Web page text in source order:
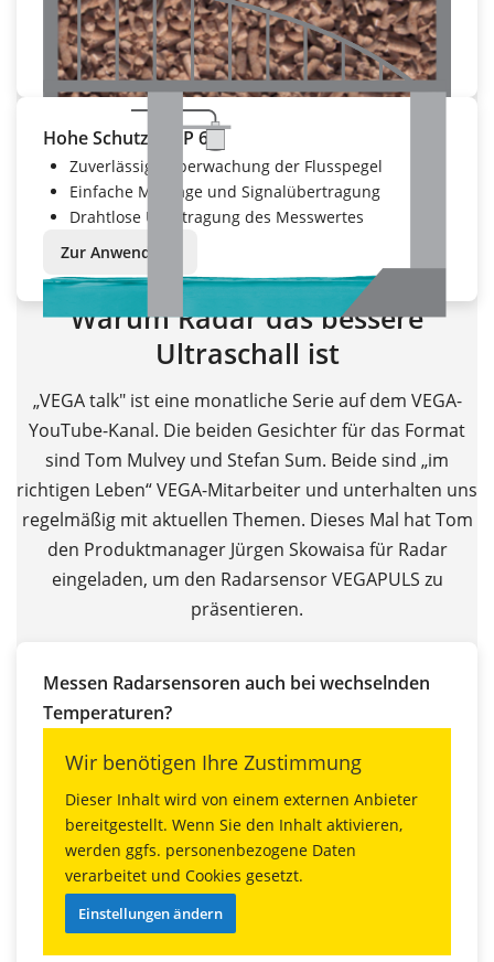
Behälters möglich
Zur Anwendung
Hohe Schutzart IP 68
Zuverlässige Überwachung der Flusspegel
Einfache Montage und Signalübertragung
Drahtlose Übertragung des Messwertes
Zur Anwendung
Warum Radar das bessere
Ultraschall ist
„VEGA talk" ist eine monatliche Serie auf dem VEGA-
YouTube-Kanal. Die beiden Gesichter für das Format
sind Tom Mulvey und Stefan Sum. Beide sind „im
richtigen Leben“ VEGA-Mitarbeiter und unterhalten uns
regelmäßig mit aktuellen Themen. Dieses Mal hat Tom
den Produktmanager Jürgen Skowaisa für Radar
eingeladen, um den Radarsensor VEGAPULS zu
präsentieren.
Messen Radarsensoren auch bei wechselnden
Temperaturen?
Wir benötigen Ihre Zustimmung
Dieser Inhalt wird von einem externen Anbieter
bereitgestellt. Wenn Sie den Inhalt aktivieren,
werden ggfs. personenbezogene Daten
verarbeitet und Cookies gesetzt.
Einstellungen ändern